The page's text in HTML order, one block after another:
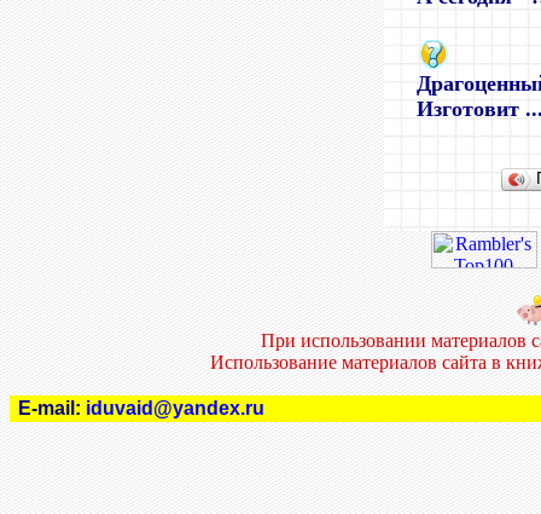
Изготовит
При использовании материалов
Использование материалов сайта в
E-mail: iduvaid@yandex.ru